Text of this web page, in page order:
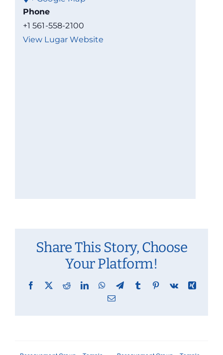
Phone
+1 561-558-2100
View Lugar Website
Share This Story, Choose
Your Platform!
Facebook
X RedditLinkedInWhatsApp
TelegramTumblr Pinterest
Vk
Xing
Email